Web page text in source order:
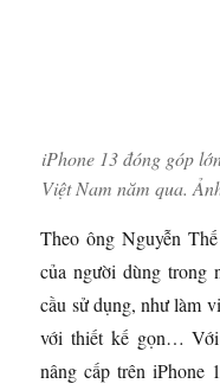
iPhone 13 đóng góp
Việt Nam năm qua.
Theo ông Nguyễn
của người dùng trong
cầu sử dụng, như làm
với thiết kế gọn… Với
nâng cấp trên iPhone